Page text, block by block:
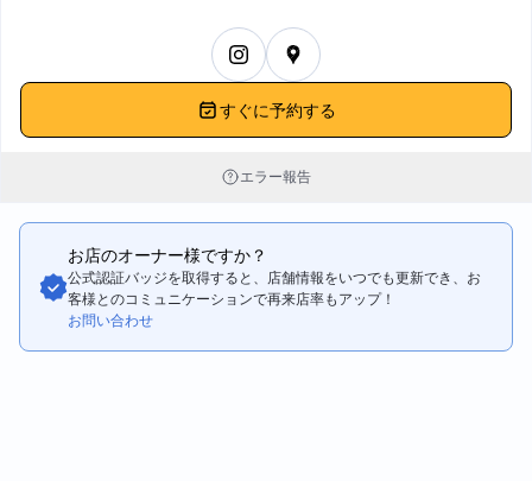
ねぎとろにバター？！あるようでない組み合わせで面白かったで
す！バターの塩味がサーモンとあいます。
【イカソーメン カラスミがけ】
柔らかいイカソーメン♪カラスミのアクセントが良きでした。
とろけていくバターを見るのは幸せでした。バターの塩味と香ば
しい鰻の相性抜群なの間違いなしです！
【塩辛バターで食べる病みつき蒸しキャベツ】
蒸しキャベツを塩辛と一緒に食べる発想に感動しました。塩辛の
塩味がキャベツの甘みを一層引き出してくれます。お酒にもすご
く合います。
すぐに予約する
エラー報告
お店のオーナー様ですか？
公式認証バッジを取得すると、店舗情報をいつでも更新でき、お
客様とのコミュニケーションで再来店率もアップ！
お問い合わせ